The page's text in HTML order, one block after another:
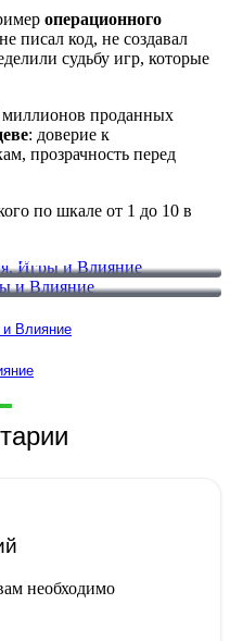
операционного
писал код, не создавал
судьбу игр, которые
миллионов проданных
: доверие к
прозрачность перед
по шкале от 1 до 10 в
и Влияние
Влияние
необходимо